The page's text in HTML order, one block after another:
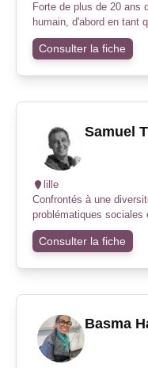
Forte de plus de 20 ans
humain, d'abord en tant
Consulter la fiche
Samuel
lille
Confrontés à une
problématiques sociales
Consulter la fiche
Basma